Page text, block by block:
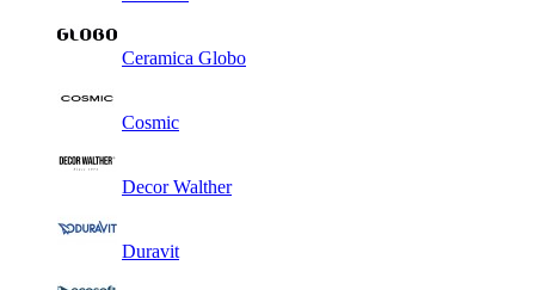
Ceramica Globo
Cosmic
Decor Walther
Duravit